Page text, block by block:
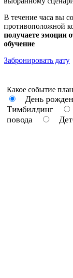
В течение часа вы
противоположной
получаете эмоции
обучение
Забронировать дату
Какое событие
День
Тимбилдинг
повода